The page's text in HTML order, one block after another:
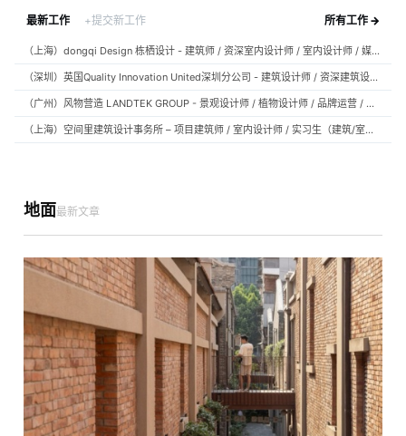
最新工作 +提交新工作 所有工作 →
（上海）dongqi Design 栋栖设计 - 建筑师 / 资深室内设计师 / 室内设计师 / 媒体及公共关系主管 / 设计实习生（常年招聘）
（深圳）英国Quality Innovation United深圳分公司 - 建筑设计师 / 资深建筑设计师 / 室内设计师 / 设计实习生
（广州）风物营造 LANDTEK GROUP - 景观设计师 / 植物设计师 / 品牌运营 / 实习生
（上海）空间里建筑设计事务所 – 项目建筑师 / 室内设计师 / 实习生（建筑/室内）
地面最新文章